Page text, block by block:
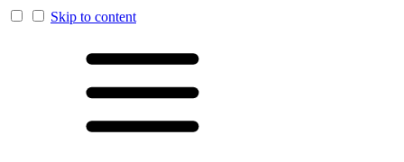
Skip to content